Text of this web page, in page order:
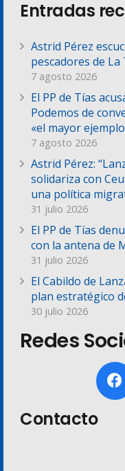
Entradas
Astrid Pérez
pescadores de La
7 agosto 2026
El PP de Tías
Podemos de
«el mayor
7 agosto 2026
Astrid Pérez:
solidariza con
una política
31 julio 2026
El PP de Tías
con la antena de
31 julio 2026
El Cabildo de
plan estratégico
30 julio 2026
Redes
Contacto